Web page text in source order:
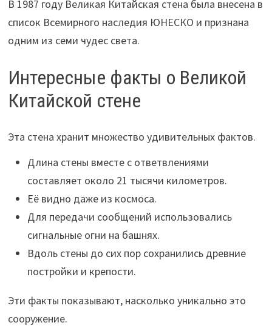
В 1987 году Великая Китайская стена была внесена в
список Всемирного наследия ЮНЕСКО и признана
одним из семи чудес света.
Интересные факты о Великой
Китайской стене
Эта стена хранит множество удивительных фактов.
Длина стены вместе с ответвлениями
составляет около 21 тысячи километров.
Её видно даже из космоса.
Для передачи сообщений использовались
сигнальные огни на башнях.
Вдоль стены до сих пор сохранились древние
постройки и крепости.
Эти факты показывают, насколько уникально это
сооружение.